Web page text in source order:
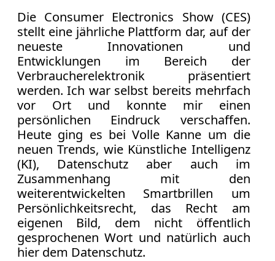
Die Consumer Electronics Show (CES)
stellt eine jährliche Plattform dar, auf der
neueste Innovationen und
Entwicklungen im Bereich der
Verbraucherelektronik präsentiert
werden. Ich war selbst bereits mehrfach
vor Ort und konnte mir einen
persönlichen Eindruck verschaffen.
Heute ging es bei Volle Kanne um die
neuen Trends, wie Künstliche Intelligenz
(KI), Datenschutz aber auch im
Zusammenhang mit den
weiterentwickelten Smartbrillen um
Persönlichkeitsrecht, das Recht am
eigenen Bild, dem nicht öffentlich
gesprochenen Wort und natürlich auch
hier dem Datenschutz.